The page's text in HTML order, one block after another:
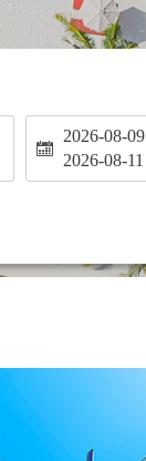
2026-08-09
2026-08-11